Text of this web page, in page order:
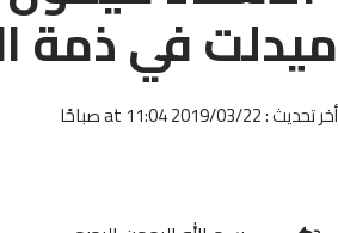
ميدلت في ذمة
أخر تحديث : 2019/03/22 at 11:04 صباحًا